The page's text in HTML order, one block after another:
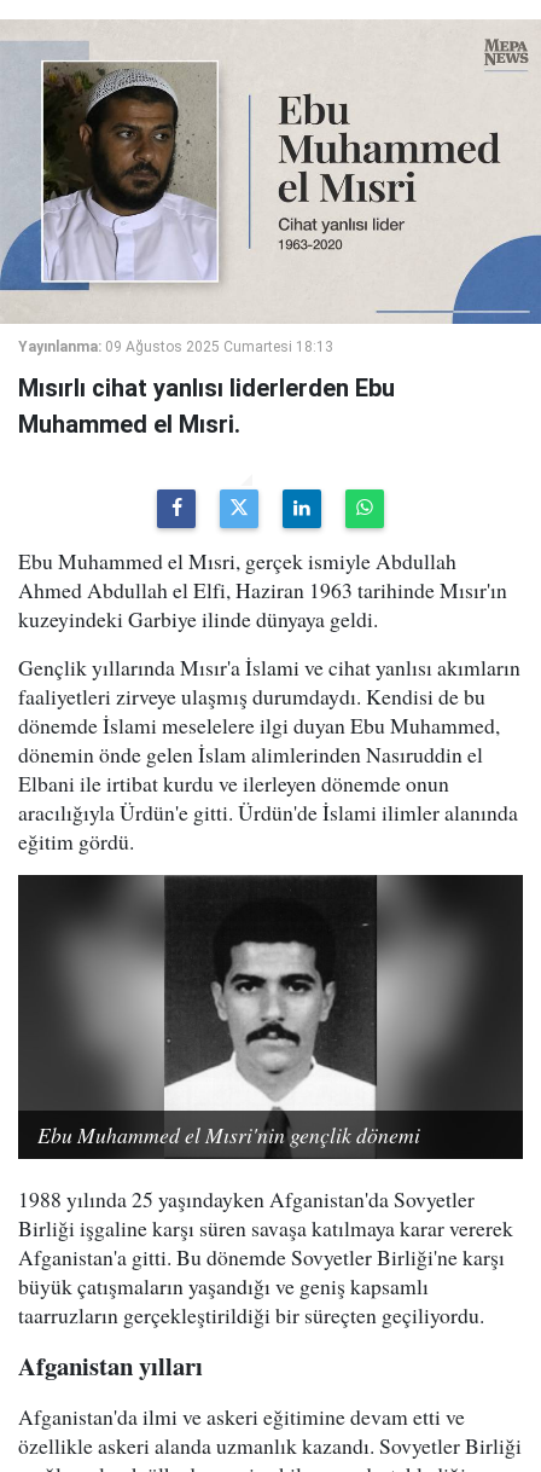
Yayınlanma: 09 Ağustos 2025 Cumartesi 18:13
Mısırlı cihat yanlısı liderlerden Ebu
Muhammed el Mısri.
Ebu Muhammed el Mısri, gerçek ismiyle Abdullah
Ahmed Abdullah el Elfi, Haziran 1963 tarihinde Mısır'ın
kuzeyindeki Garbiye ilinde dünyaya geldi.
Gençlik yıllarında Mısır'a İslami ve cihat yanlısı akımların
faaliyetleri zirveye ulaşmış durumdaydı. Kendisi de bu
dönemde İslami meselelere ilgi duyan Ebu Muhammed,
dönemin önde gelen İslam alimlerinden Nasıruddin el
Elbani ile irtibat kurdu ve ilerleyen dönemde onun
aracılığıyla Ürdün'e gitti. Ürdün'de İslami ilimler alanında
eğitim gördü.
Ebu Muhammed el Mısri'nin gençlik dönemi
1988 yılında 25 yaşındayken Afganistan'da Sovyetler
Birliği işgaline karşı süren savaşa katılmaya karar vererek
Afganistan'a gitti. Bu dönemde Sovyetler Birliği'ne karşı
büyük çatışmaların yaşandığı ve geniş kapsamlı
taarruzların gerçekleştirildiği bir süreçten geçiliyordu.
Afganistan yılları
Afganistan'da ilmi ve askeri eğitimine devam etti ve
özellikle askeri alanda uzmanlık kazandı. Sovyetler Birliği